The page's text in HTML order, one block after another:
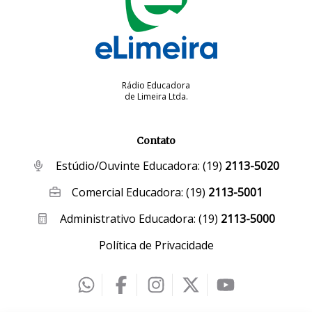
Rádio Educadora
de Limeira Ltda.
Contato
Estúdio/Ouvinte Educadora: (19) 2113-5020
Comercial Educadora:(19) 2113-5001
Administrativo Educadora: (19) 2113-5000
Política de Privacidade